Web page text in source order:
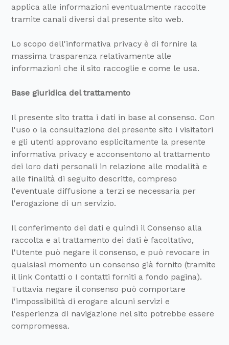
applica alle informazioni eventualmente raccolte
tramite canali diversi dal presente sito web.
Lo scopo dell'informativa privacy è di fornire la
massima trasparenza relativamente alle
informazioni che il sito raccoglie e come le usa.
Base giuridica del trattamento
Il presente sito tratta i dati in base al consenso. Con
l'uso o la consultazione del presente sito i visitatori
e gli utenti approvano esplicitamente la presente
informativa privacy e acconsentono al trattamento
dei loro dati personali in relazione alle modalità e
alle finalità di seguito descritte, compreso
l'eventuale diffusione a terzi se necessaria per
l'erogazione di un servizio.
Il conferimento dei dati e quindi il Consenso alla
raccolta e al trattamento dei dati è facoltativo,
l'Utente può negare il consenso, e può revocare in
qualsiasi momento un consenso già fornito (tramite
il link Contatti o I contatti forniti a fondo pagina).
Tuttavia negare il consenso può comportare
l'impossibilità di erogare alcuni servizi e
l'esperienza di navigazione nel sito potrebbe essere
compromessa.